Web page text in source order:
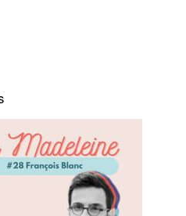
:
:
https://www.instagram.com/
https://www.linkedin.com/in/